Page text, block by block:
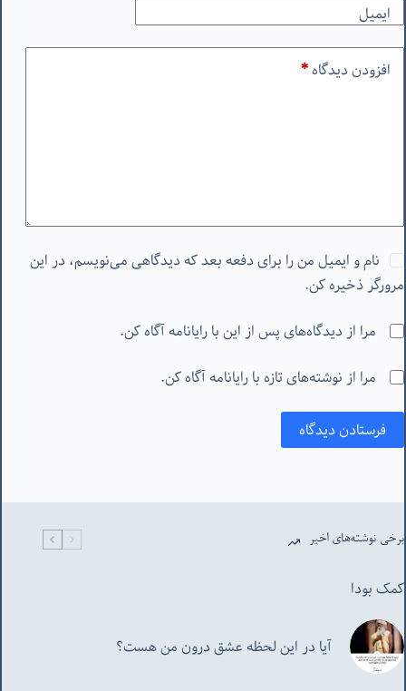
ایمیل
افزودن دیدگاه*
نام و ایمیل من را برای دفعه بعد که دیدگاهی می‌نویسم، در این
مرورگر ذخیره کن.
مرا از دیدگاه‌های پس از این با رایانامه آگاه کن.
مرا از نوشته‌های تازه با رایانامه آگاه کن.
فرستادن دیدگاه
برخی نوشته‌های اخیر
کمک بودا
آیا در این لحظه عشق درون من هست؟